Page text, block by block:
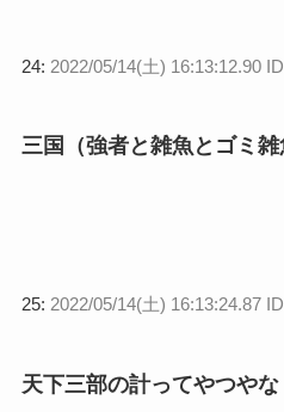
24: 2022/05/14(土) 16:13:12.90
三国（強者と雑魚とゴミ雑
25: 2022/05/14(土) 16:13:24.87
天下三部の計ってやつやな